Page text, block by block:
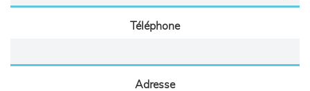
Téléphone
Adresse